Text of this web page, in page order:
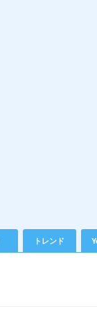
トレンド